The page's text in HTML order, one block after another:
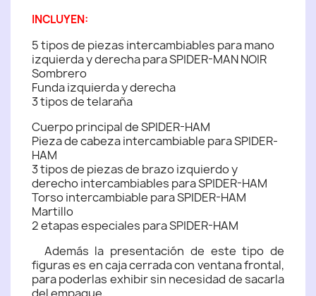
INCLUYEN:
5 tipos de piezas intercambiables para mano
izquierda y derecha para SPIDER-MAN NOIR
Sombrero
Funda izquierda y derecha
3 tipos de telaraña
Cuerpo principal de SPIDER-HAM
Pieza de cabeza intercambiable para SPIDER-
HAM
3 tipos de piezas de brazo izquierdo y
derecho intercambiables para SPIDER-HAM
Torso intercambiable para SPIDER-HAM
Martillo
2 etapas especiales para SPIDER-HAM
Además la presentación de este tipo de
figuras es en caja cerrada con ventana frontal,
para poderlas exhibir sin necesidad de sacarla